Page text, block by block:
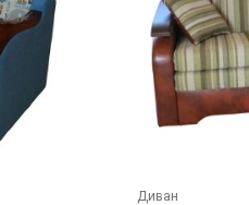
Диван